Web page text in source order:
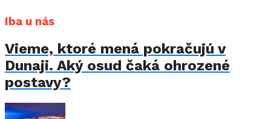
Iba u nás
Vieme, ktoré mená pokračujú v
Dunaji. Aký osud čaká ohrozené
postavy?